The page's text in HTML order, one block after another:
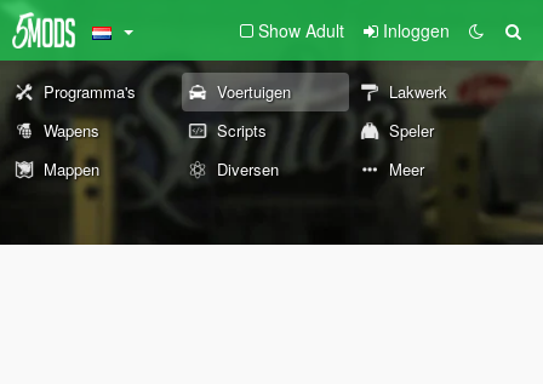
Show Adult Inloggen
Programma's Voertuigen
Lakwerk
Wapens
Scripts
Speler
Mappen
Diversen Meer